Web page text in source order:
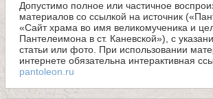
Допустимо полное или частичное
материалов со ссылкой на источник
«Сайт храма во имя великомученика и
Пантелеимона в ст. Каневской»), с
статьи или фото. При использовании
интернете обязательна интерактивная
pantoleon.ru